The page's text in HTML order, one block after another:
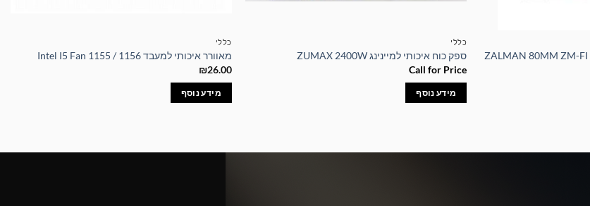
כללי
ספק כוח איכותי למיינינג ZUMAX 2400W
Call for Price
מידע נוסף
כללי
מאוורר איכותי למעבד Intel I5 Fan 1155 / 1156
₪26.00
מידע נוסף